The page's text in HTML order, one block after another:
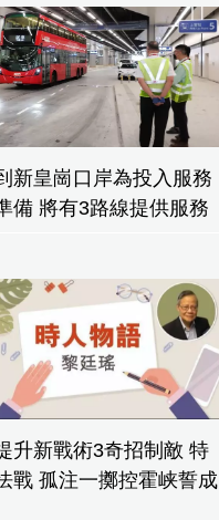
新皇崗口岸為投入服務
備 將有3路線提供服務
升新戰術3奇招制敵 特
戰 孤注一擲控霍峡誓成